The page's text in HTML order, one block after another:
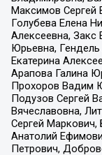
Максимов Сергей
Голубева Елена
Алексеевна, Закс
Юрьевна,
Екатерина
Арапова Галина
Прохоров Вадим
Подузов Сергей
Вячеславовна,
Сергей
Анатолий
Петрович,